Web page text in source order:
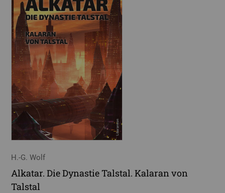
H.-G. Wolf
Alkatar. Die Dynastie Talstal. Kalaran von
Talstal